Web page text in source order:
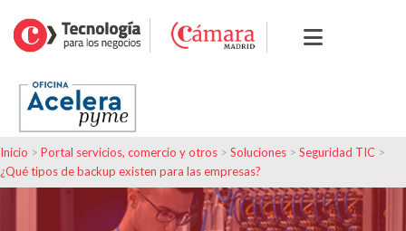
Inicio > Portal servicios, comercio y otros > Soluciones > Seguridad TIC >
¿Qué tipos de backup existen para las empresas?